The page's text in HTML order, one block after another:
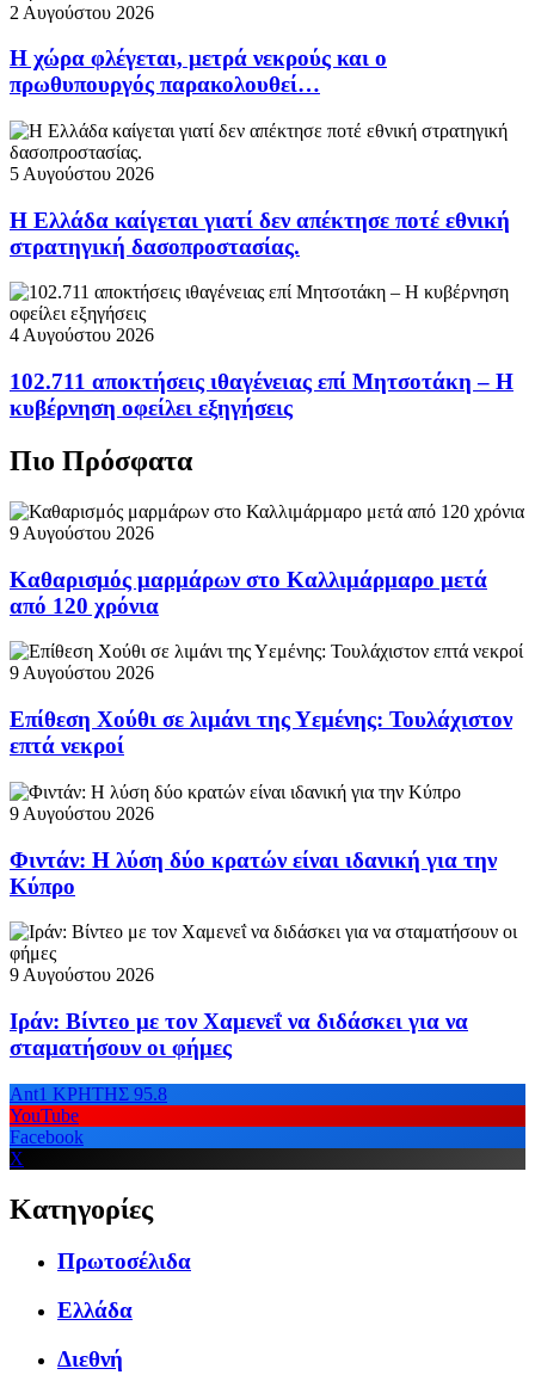
2 Αυγούστου 2026
Η χώρα φλέγεται, μετρά νεκρούς και ο
πρωθυπουργός παρακολουθεί…
5 Αυγούστου 2026
Η Ελλάδα καίγεται γιατί δεν απέκτησε ποτέ εθνική
στρατηγική δασοπροστασίας.
4 Αυγούστου 2026
102.711 αποκτήσεις ιθαγένειας επί Μητσοτάκη – Η
κυβέρνηση οφείλει εξηγήσεις
Πιο Πρόσφατα
9 Αυγούστου 2026
Καθαρισμός μαρμάρων στο Καλλιμάρμαρο μετά
από 120 χρόνια
9 Αυγούστου 2026
Επίθεση Χούθι σε λιμάνι της Υεμένης: Τουλάχιστον
επτά νεκροί
9 Αυγούστου 2026
Φιντάν: Η λύση δύο κρατών είναι ιδανική για την
Κύπρο
9 Αυγούστου 2026
Ιράν: Βίντεο με τον Χαμενεΐ να διδάσκει για να
σταματήσουν οι φήμες
Ant1 ΚΡΗΤΗΣ 95.8
YouTube
Facebook
X
Κατηγορίες
Πρωτοσέλιδα
Ελλάδα
Διεθνή